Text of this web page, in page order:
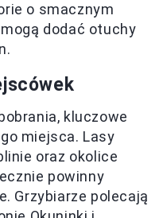
o smacznym
dodać otuchy
kluczowe
miejsca. Lasy
oraz okolice
powinny
Grzybiarze polecają